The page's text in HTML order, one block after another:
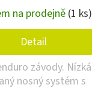
na prodejně (1 ks)
Detail
závody. Nízká
nosný systém s